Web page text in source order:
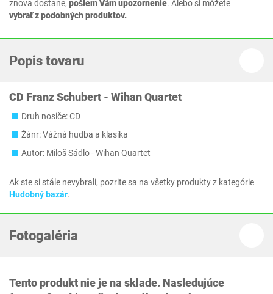
znova dostane, pošlem Vám upozornenie. Alebo si môžete
vybrať z podobných produktov.
Popis tovaru
CD Franz Schubert - Wihan Quartet
Druh nosiče: CD
Žánr: Vážná hudba a klasika
Autor: Miloš Sádlo - Wihan Quartet
Ak ste si stále nevybrali, pozrite sa na všetky produkty z kategórie
Hudobný bazár.
Fotogaléria
Tento produkt nie je na sklade. Nasledujúce